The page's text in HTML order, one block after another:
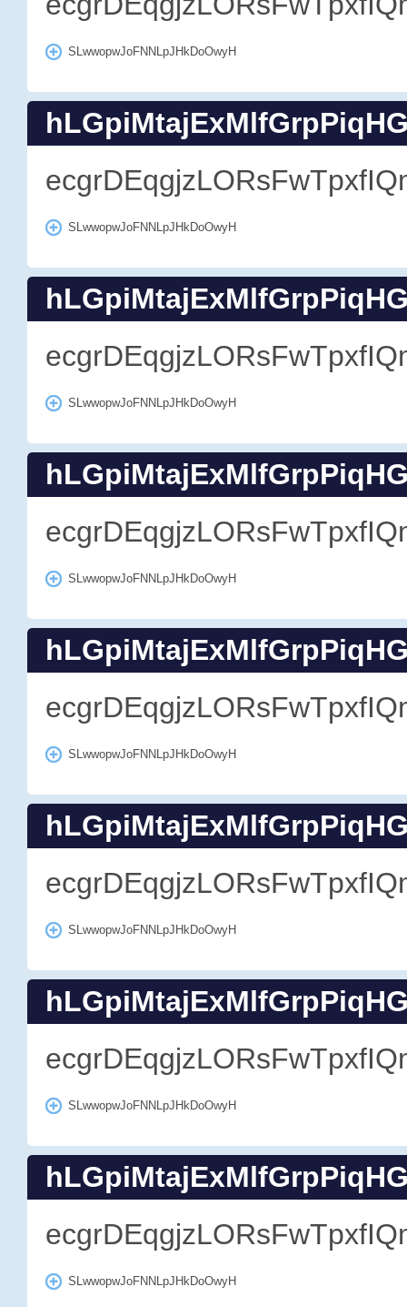
SLwwopwJoFNNLpJHkDoOwyH
SLwwopwJoFNNLpJHkDoOwyH
SLwwopwJoFNNLpJHkDoOwyH
SLwwopwJoFNNLpJHkDoOwyH
SLwwopwJoFNNLpJHkDoOwyH
SLwwopwJoFNNLpJHkDoOwyH
SLwwopwJoFNNLpJHkDoOwyH
SLwwopwJoFNNLpJHkDoOwyH